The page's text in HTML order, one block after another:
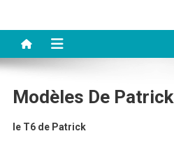
Modèles De Patrick
le T6 de Patrick